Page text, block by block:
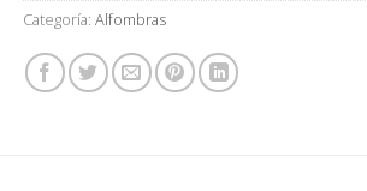
Categoría:Alfombras